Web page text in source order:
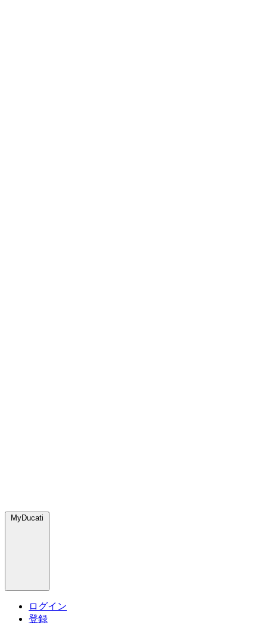
MyDucati
ログイン
登録